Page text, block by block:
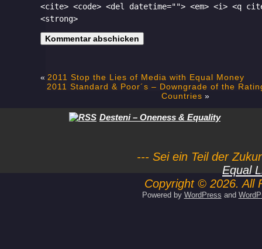
<cite> <code> <del datetime=""> <em> <i> <q
<strong>
« 2011 Stop the Lies of Media with Equal Money
2011 Standard & Poor´s – Downgrade of the
Countries »
Desteni – Oneness & Equality
--- Sei ein Teil der
Equal
Copyright © 2026. All
Powered by WordPress and